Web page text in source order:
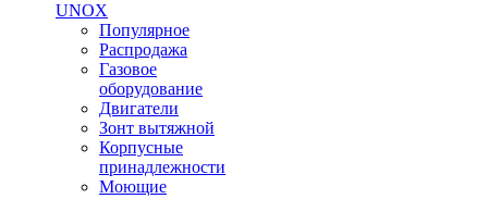
UNOX
Популярное
Распродажа
Газовое
оборудование
Двигатели
Зонт вытяжной
Корпусные
принадлежности
Моющие